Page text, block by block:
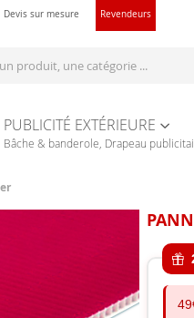
Devis sur mesure Revendeurs
PUBLICITÉ EXTÉRIEURE
Bâche & banderole, Drapeau